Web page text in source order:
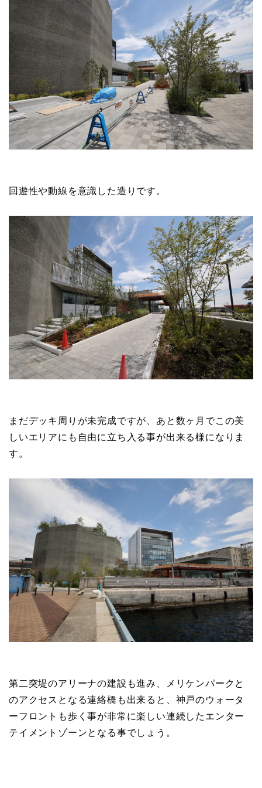
回遊性や動線を意識した造りです。
まだデッキ周りが未完成ですが、あと数ヶ月でこの美
しいエリアにも自由に立ち入る事が出来る様になりま
す。
第二突堤のアリーナの建設も進み、メリケンパークと
のアクセスとなる連絡橋も出来ると、神戸のウォータ
ーフロントも歩く事が非常に楽しい連続したエンター
テイメントゾーンとなる事でしょう。